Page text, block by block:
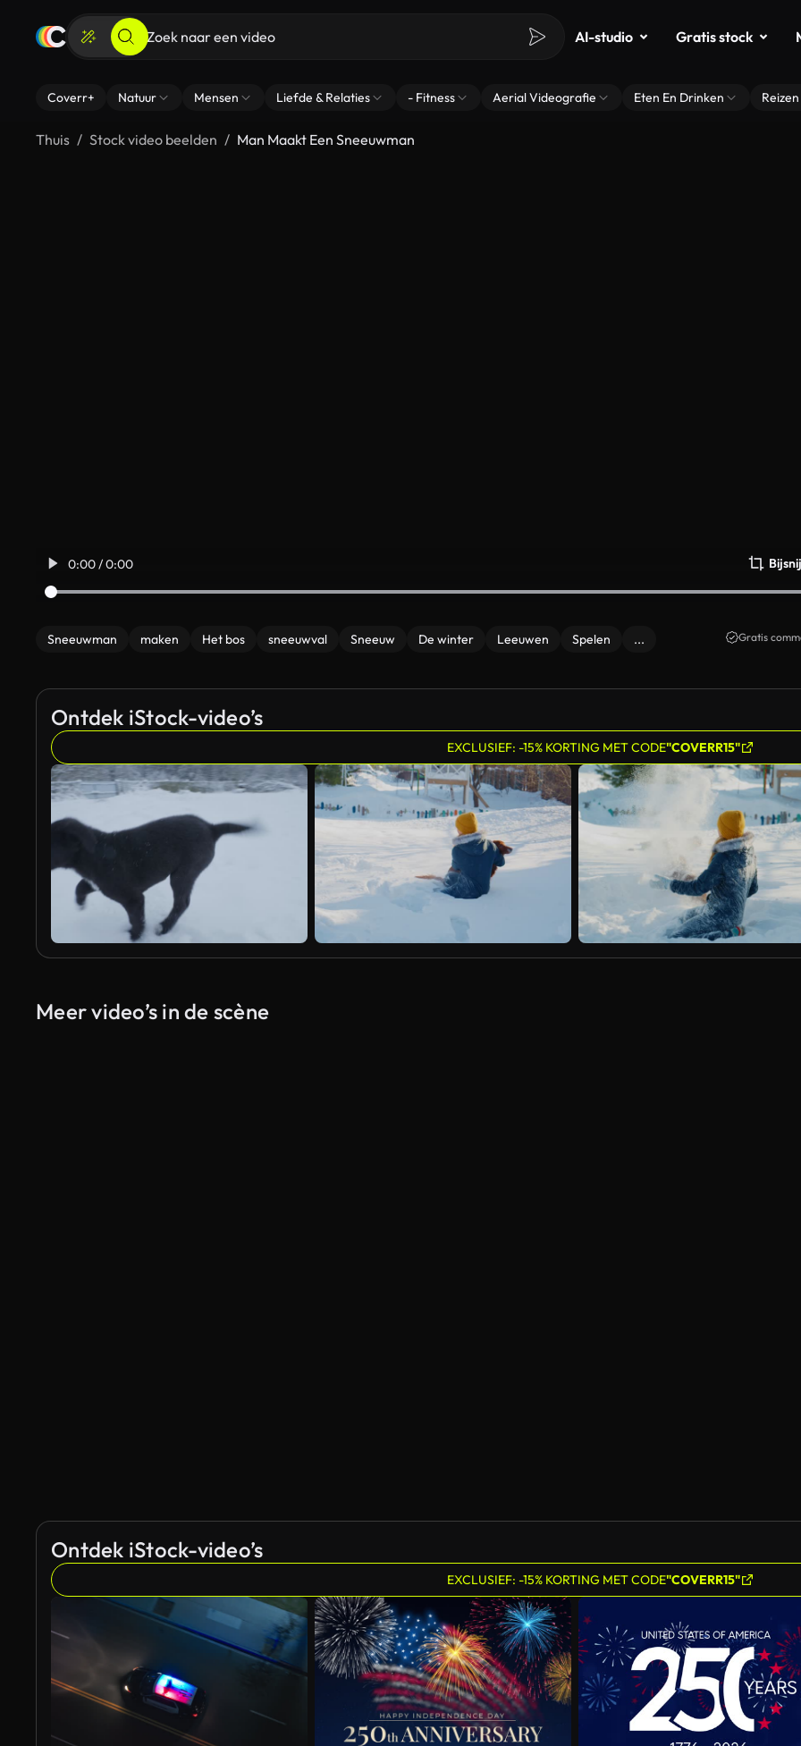
AI-studio Gratis stock
Coverr+ Natuur Mensen Liefde & Relaties - Fitness Aerial Videografie Eten En Drinken Reizen
Thuis Stock video beelden Man Maakt Een Sneeuwman
0:00 / 0:00
Sneeuwman maken Het bos sneeuwval Sneeuw De winter Leeuwen Spelen ... Gratis
Ontdek iStock-video’s
EXCLUSIEF: -15% KORTING MET CODE"COVERR15"
Meer video’s in de scène
Ontdek iStock-video’s
EXCLUSIEF: -15% KORTING MET CODE"COVERR15"